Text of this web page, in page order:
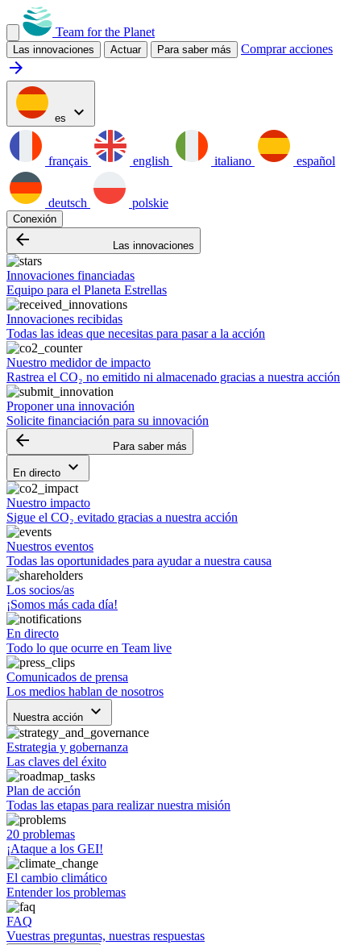
Team for the Planet
Las innovaciones Actuar Para saber más Comprar acciones
arrow_forward
es expand_more
français english italiano español
deutsch polskie
Conexión
arrow_backward Las innovaciones
Innovaciones financiadas
Equipo para el Planeta Estrellas
Innovaciones recibidas
Todas las ideas que necesitas para pasar a la acción
Nuestro medidor de impacto
Rastrea el CO₂ no emitido ni almacenado gracias a nuestra acción
Proponer una innovación
Solicite financiación para su innovación
arrow_backward Para saber más
En directo keyboard_arrow_down
Nuestro impacto
Sigue el CO₂ evitado gracias a nuestra acción
Nuestros eventos
Todas las oportunidades para ayudar a nuestra causa
Los socios/as
¡Somos más cada día!
En directo
Todo lo que ocurre en Team live
Comunicados de prensa
Los medios hablan de nosotros
Nuestra acción keyboard_arrow_down
Estrategia y gobernanza
Las claves del éxito
Plan de acción
Todas las etapas para realizar nuestra misión
20 problemas
¡Ataque a los GEI!
El cambio climático
Entender los problemas
FAQ
Vuestras preguntas, nuestras respuestas